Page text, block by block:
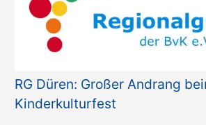
RG Düren: Großer Andrang
Kinderkulturfest